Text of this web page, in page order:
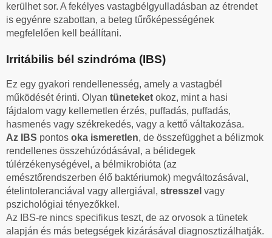
kerülhet sor. A fekélyes vastagbélgyulladásban az étrendet
is egyénre szabottan, a beteg tűrőképességének
megfelelően kell beállítani.
Irritábilis bél szindróma (IBS)
Ez egy gyakori rendellenesség, amely a vastagbél
működését érinti. Olyan tüneteket okoz, mint a hasi
fájdalom vagy kellemetlen érzés, puffadás, puffadás,
hasmenés vagy székrekedés, vagy a kettő váltakozása.
Az IBS pontos oka ismeretlen, de összefügghet a bélizmok
rendellenes összehúzódásával, a bélidegek
túlérzékenységével, a bélmikrobióta (az
emésztőrendszerben élő baktériumok) megváltozásával,
ételintoleranciával vagy allergiával, stresszel vagy
pszichológiai tényezőkkel.
Az IBS-re nincs specifikus teszt, de az orvosok a tünetek
alapján és más betegségek kizárásával diagnosztizálhatják.